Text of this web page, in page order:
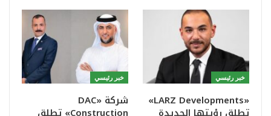
خبر رئيسي
«LARZ Developments»
خبر رئيسي
شركة «DAC